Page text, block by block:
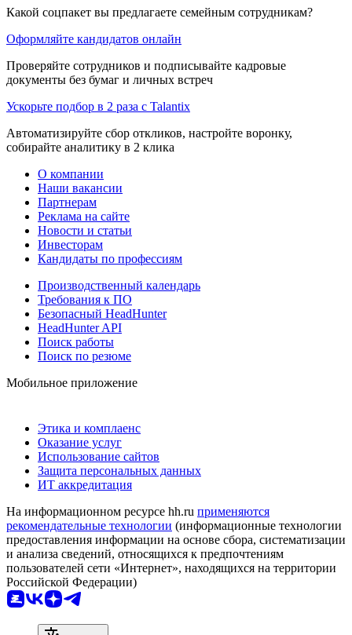
Какой соцпакет вы предлагаете семейным сотрудникам?
Оформляйте кандидатов онлайн
Проверяйте сотрудников и подписывайте кадровые
документы без бумаг и личных встреч
Ускорьте подбор в 2 раза с Talantix
Автоматизируйте сбор откликов, настройте воронку,
собирайте аналитику в 2 клика
О компании
Наши вакансии
Партнерам
Реклама на сайте
Новости и статьи
Инвесторам
Кандидаты по профессиям
Производственный календарь
Требования к ПО
Безопасный HeadHunter
HeadHunter API
Поиск работы
Поиск по резюме
Мобильное приложение
Этика и комплаенс
Оказание услуг
Использование сайтов
Защита персональных данных
ИТ аккредитация
На информационном ресурсе hh.ru применяются
рекомендательные технологии (информационные технологии
предоставления информации на основе сбора, систематизации
и анализа сведений, относящихся к предпочтениям
пользователей сети «Интернет», находящихся на территории
Российской Федерации)